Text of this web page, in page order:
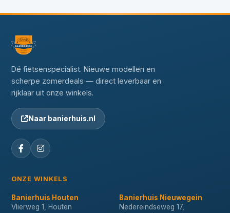
Dé fietsenspecialist. Nieuwe modellen en
scherpe zomerdeals — direct leverbaar en
rijklaar uit onze winkels.
Naar banierhuis.nl
ONZE WINKELS
Banierhuis Houten
Vlierweg 1, Houten
Banierhuis Nieuwegein
Nedereindseweg 17,